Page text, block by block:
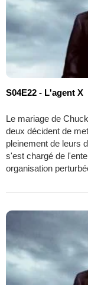
S04E22 - L'agent X
Le mariage de
deux décident de
pleinement de leurs
s'est chargé de
organisation